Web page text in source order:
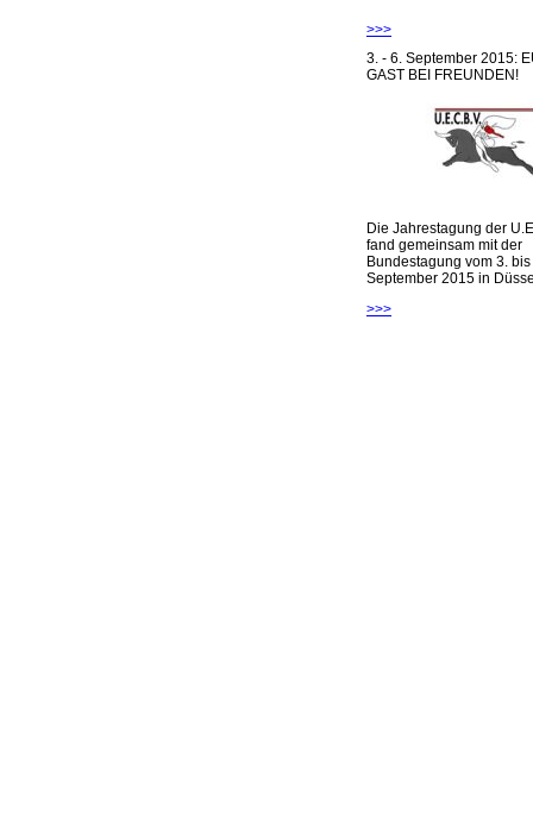
>>>
3. - 6. September 2015:
GAST BEI FREUNDEN!
Die Jahrestagung der
fand gemeinsam mit der
Bundestagung vom 3. bis
September 2015 in
>>>